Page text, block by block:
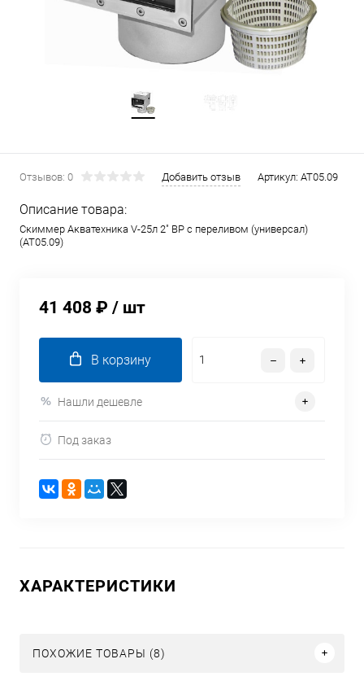
Отзывов: 0 Добавить отзыв Артикул: AT05.09
Описание товара:
Скиммер Акватехника V-25л 2" ВР с переливом (универсал)
(AT05.09)
41 408 ₽ / шт
В корзину
Нашли дешевле
Под заказ
ХАРАКТЕРИСТИКИ
ПОХОЖИЕ ТОВАРЫ (8)